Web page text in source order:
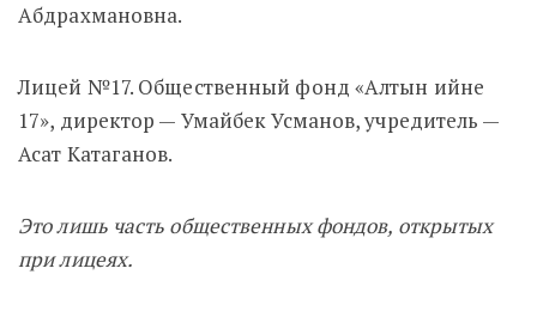
Абдрахмановна.
Лицей №17. Общественный фонд «Алтын ийне
17», директор — Умайбек Усманов, учредитель —
Асат Катаганов.
Это лишь часть общественных фондов, открытых
при лицеях.